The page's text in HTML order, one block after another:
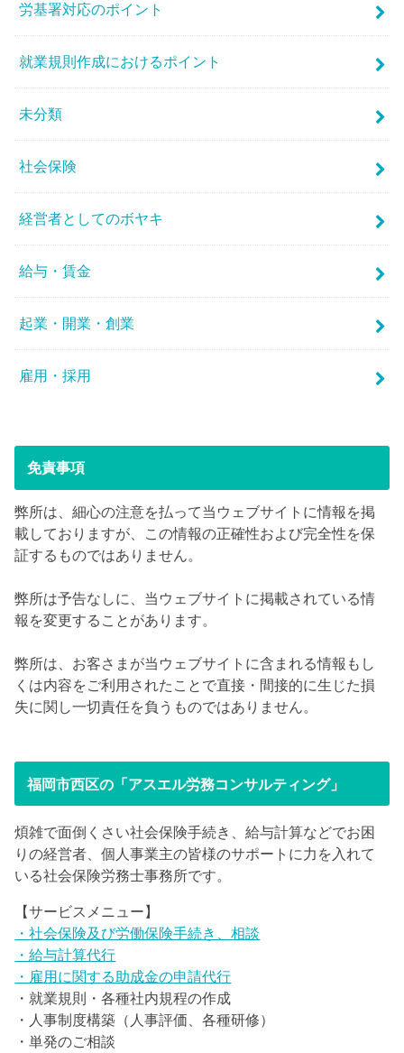
労基署対応のポイント
就業規則作成におけるポイント
未分類
社会保険
経営者としてのボヤキ
給与・賃金
起業・開業・創業
雇用・採用
免責事項
弊所は、細心の注意を払って当ウェブサイトに情報を掲
載しておりますが、この情報の正確性および完全性を保
証するものではありません。
弊所は予告なしに、当ウェブサイトに掲載されている情
報を変更することがあります。
弊所は、お客さまが当ウェブサイトに含まれる情報もし
くは内容をご利用されたことで直接・間接的に生じた損
失に関し一切責任を負うものではありません。
福岡市西区の「アスエル労務コンサルティング」
煩雑で面倒くさい社会保険手続き、給与計算などでお困
りの経営者、個人事業主の皆様のサポートに力を入れて
いる社会保険労務士事務所です。
【サービスメニュー】
・社会保険及び労働保険手続き、相談
・給与計算代行
・雇用に関する助成金の申請代行
・就業規則・各種社内規程の作成
・人事制度構築（人事評価、各種研修）
・単発のご相談